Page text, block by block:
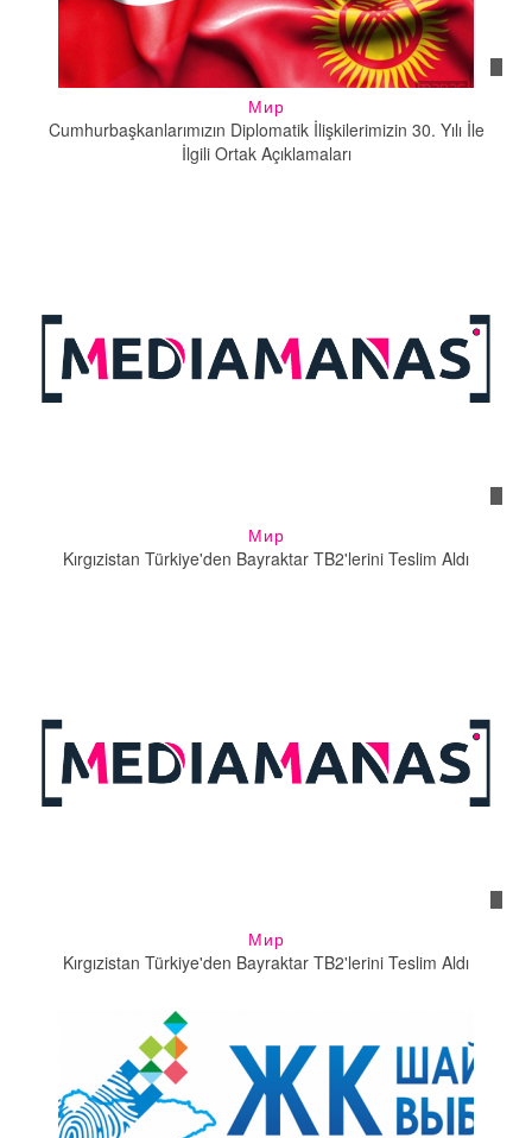
Мир
Cumhurbaşkanlarımızın Diplomatik İlişkilerimizin 30. Yılı İle
İlgili Ortak Açıklamaları
Мир
Kırgızistan Türkiye'den Bayraktar TB2'lerini Teslim Aldı
Мир
Kırgızistan Türkiye'den Bayraktar TB2'lerini Teslim Aldı